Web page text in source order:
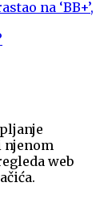
na ‘BB+’,
web